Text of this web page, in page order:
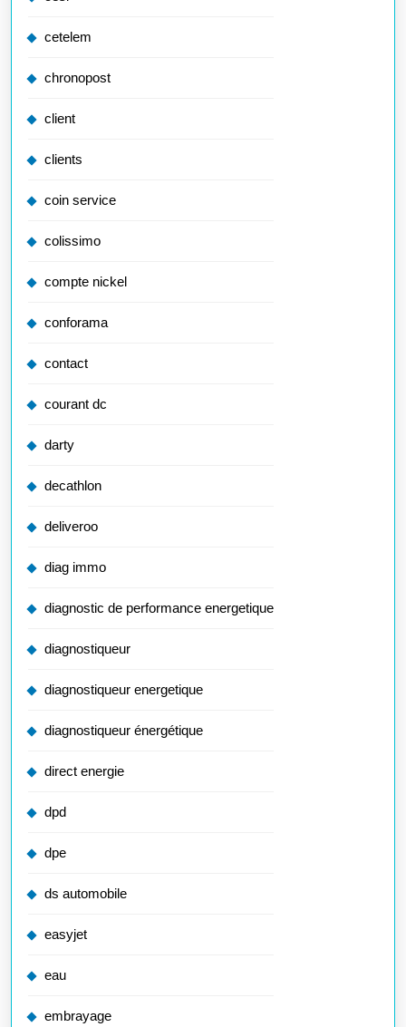
cetelem
chronopost
client
clients
coin service
colissimo
compte nickel
conforama
contact
courant dc
darty
decathlon
deliveroo
diag immo
diagnostic de performance energetique
diagnostiqueur
diagnostiqueur energetique
diagnostiqueur énergétique
direct energie
dpd
dpe
ds automobile
easyjet
eau
embrayage